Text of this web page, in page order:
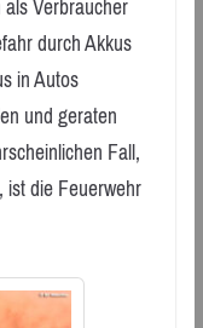
durch Akkus
in Autos
und geraten
Fall,
die Feuerwehr